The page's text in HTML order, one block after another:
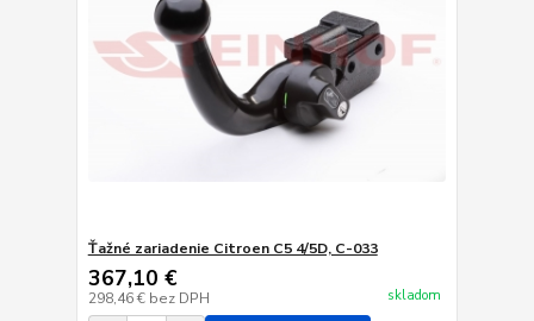
Ťažné zariadenie Citroen C5 4/5D, C-033
367,10 €
298,46 € bez DPH skladom